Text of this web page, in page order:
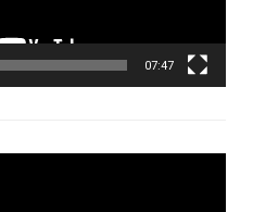
07:47